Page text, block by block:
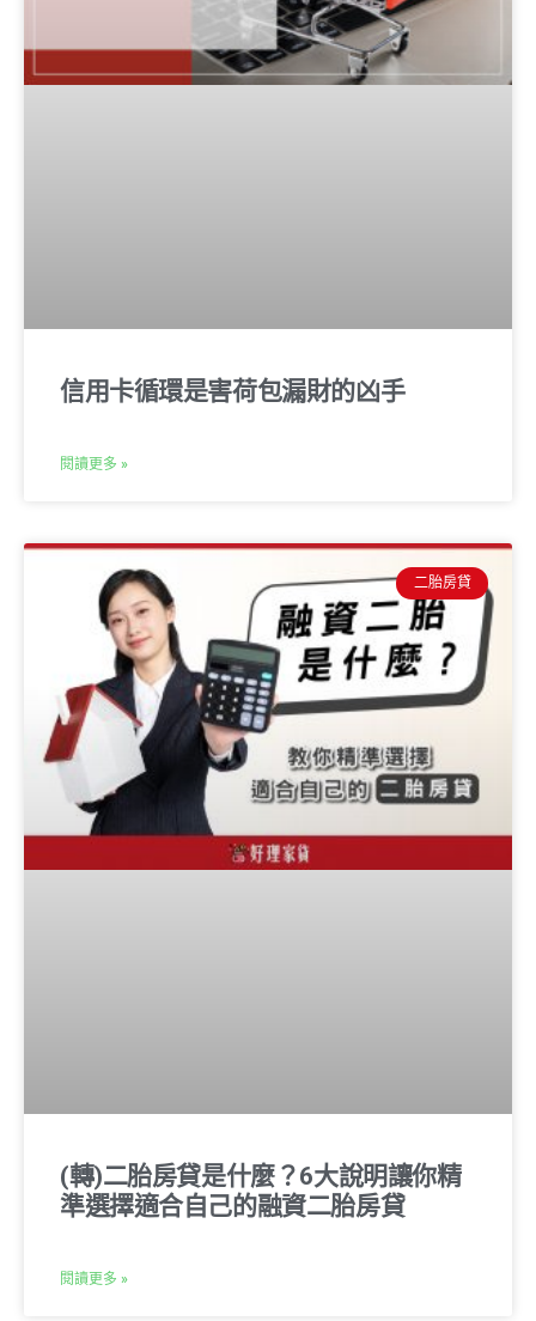
信用卡循環是害荷包漏財的凶手
閱讀更多 »
二胎房貸
(轉)二胎房貸是什麼？6大說明讓你精
準選擇適合自己的融資二胎房貸
閱讀更多 »